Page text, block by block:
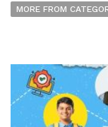
MORE FROM